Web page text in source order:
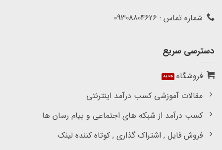
شماره تماس : 09308804626
دسترسی سریع
فروشگاه
مقالات آموزشی کسب درآمد اینترنتی
کسب درآمد از شبکه های اجتماعی و پیام رسان ها
فروش فایل , اشتراک گذاری , کوتاه کننده لینک